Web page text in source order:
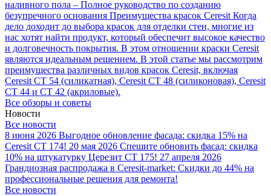
наливного пола – Полное руководство по созданию
безупречного основания Преимущества красок Ceresit Когда
дело доходит до выбора красок для отделки стен, многие из
нас хотят найти продукт, который обеспечит высокое качество
и долговечность покрытия. В этом отношении краски Ceresit
являются идеальным решением. В этой статье мы рассмотрим
преимущества различных видов красок Ceresit, включая
Ceresit CT 54 (силикатная), Ceresit CT 48 (силиконовая), Ceresit
CT 44 и CT 42 (акриловые).
Все обзоры и советы
Новости
Все новости
8 июня 2026 Выгодное обновление фасада: скидка 15% на
Ceresit CT 174! 20 мая 2026 Спешите обновить фасад: скидка
10% на штукатурку Церезит CT 175! 27 апреля 2026
Грандиозная распродажа в Ceresit-market: Скидки до 44% на
профессиональные решения для ремонта!
Все новости